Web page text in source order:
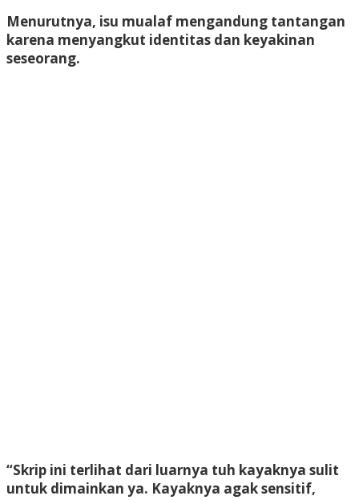
Menurutnya, isu mualaf mengandung tantangan
karena menyangkut identitas dan keyakinan
seseorang.
“Skrip ini terlihat dari luarnya tuh kayaknya sulit
untuk dimainkan ya. Kayaknya agak sensitif,